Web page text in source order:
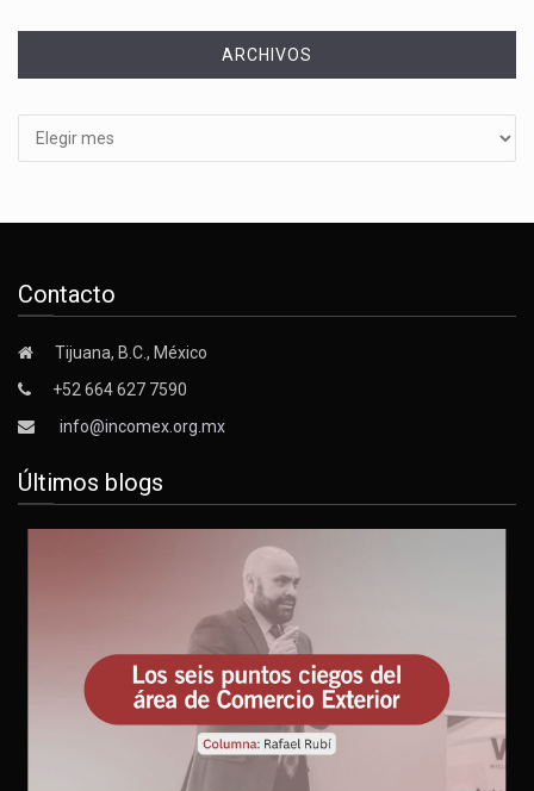
ARCHIVOS
Contacto
Tijuana, B.C., México
+52 664 627 7590
info@incomex.org.mx
Últimos blogs